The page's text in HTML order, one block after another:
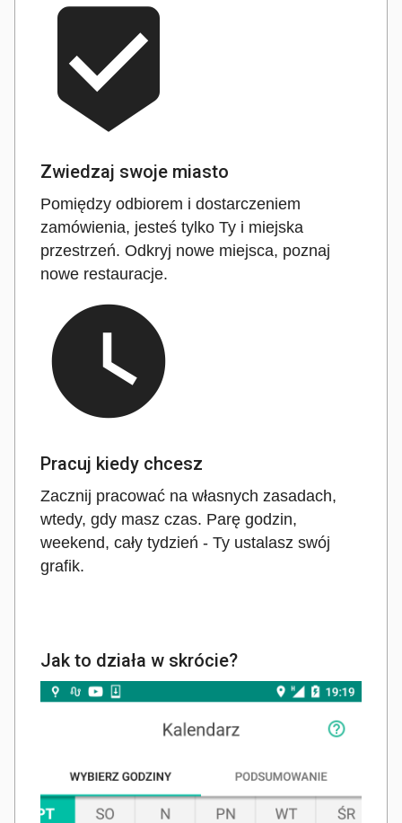
beenhere
Zwiedzaj swoje miasto
Pomiędzy odbiorem i dostarczeniem
zamówienia, jesteś tylko Ty i miejska
przestrzeń. Odkryj nowe miejsca, poznaj
nowe restauracje.
watch_later
Pracuj kiedy chcesz
Zacznij pracować na własnych zasadach,
wtedy, gdy masz czas. Parę godzin,
weekend, cały tydzień - Ty ustalasz swój
grafik.
Jak to działa w skrócie?